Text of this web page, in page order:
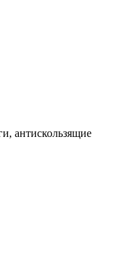
антискользящие